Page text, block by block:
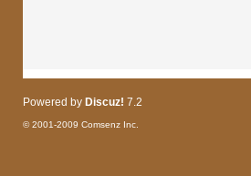
Powered by Discuz! 7.2
© 2001-2009 Comsenz Inc.